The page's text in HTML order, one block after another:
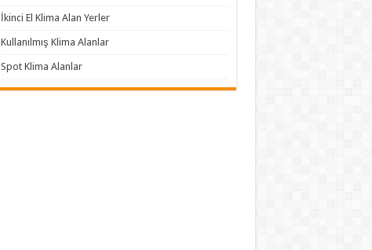
İkinci El Klima Alan Yerler
Kullanılmış Klima Alanlar
Spot Klima Alanlar